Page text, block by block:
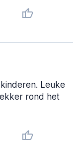
Leuke
rond het